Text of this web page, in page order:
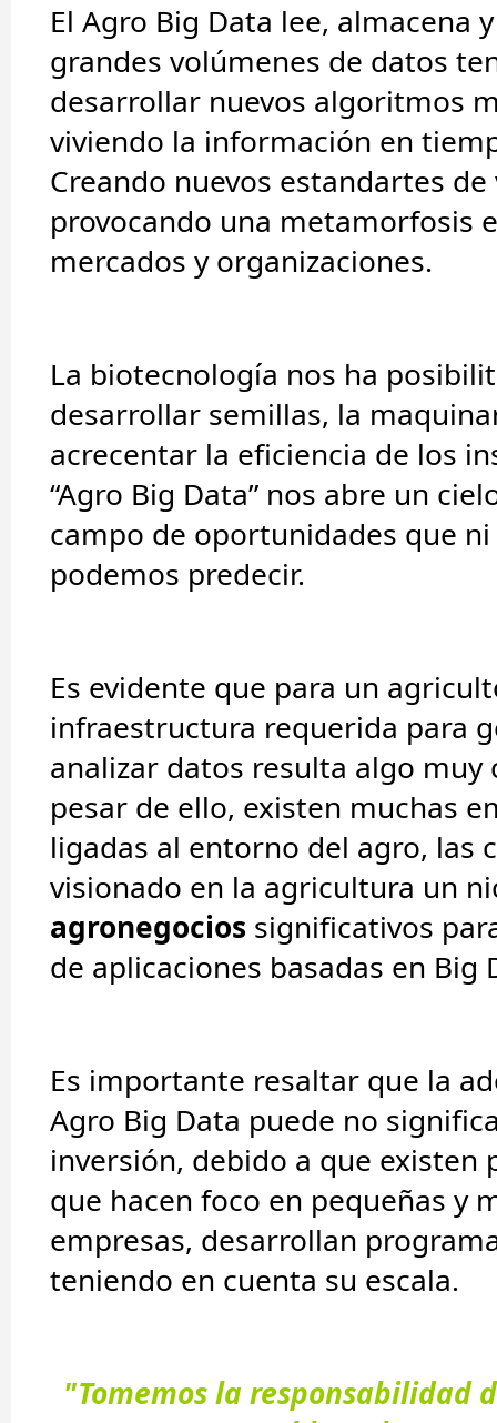
El Agro Big Data lee, almacena
grandes volúmenes de datos
desarrollar nuevos algoritmos
viviendo la información en
Creando nuevos estandartes de
provocando una metamorfosis
mercados y organizaciones.
La biotecnología nos ha
desarrollar semillas, la
acrecentar la eficiencia de los
“Agro Big Data” nos abre un
campo de oportunidades que
podemos predecir.
Es evidente que para un
infraestructura requerida para
analizar datos resulta algo
pesar de ello, existen muchas
ligadas al entorno del agro, las
visionado en la agricultura un
agronegocios significativos
de aplicaciones basadas en Big
Es importante resaltar que la
Agro Big Data puede no
inversión, debido a que existen
que hacen foco en pequeñas y
empresas, desarrollan
teniendo en cuenta su escala.
"Tomemos la responsabilidad